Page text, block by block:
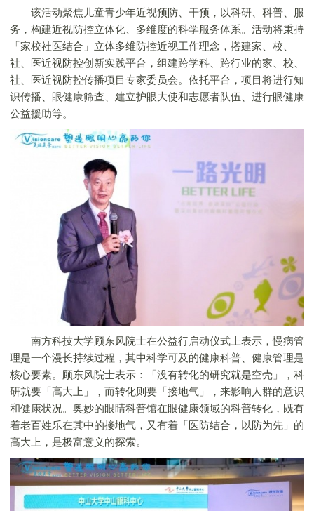
该活动聚焦儿童青少年近视预防、干预，以科研、科普、服
务，构建近视防控立体化、多维度的科学服务体系。活动将秉持
「家校社医结合」立体多维防控近视工作理念，搭建家、校、
社、医近视防控创新实践平台，组建跨学科、跨行业的家、校、
社、医近视防控传播项目专家委员会。依托平台，项目将进行知
识传播、眼健康筛查、建立护眼大使和志愿者队伍、进行眼健康
公益援助等。
南方科技大学顾东风院士在公益行启动仪式上表示，慢病管
理是一个漫长持续过程，其中科学可及的健康科普、健康管理是
核心要素。顾东风院士表示：「没有转化的研究就是空壳」，科
研就要「高大上」，而转化则要「接地气」，来影响人群的意识
和健康状况。奥妙的眼睛科普馆在眼健康领域的科普转化，既有
着老百姓乐在其中的接地气，又有着「医防结合，以防为先」的
高大上，是极富意义的探索。